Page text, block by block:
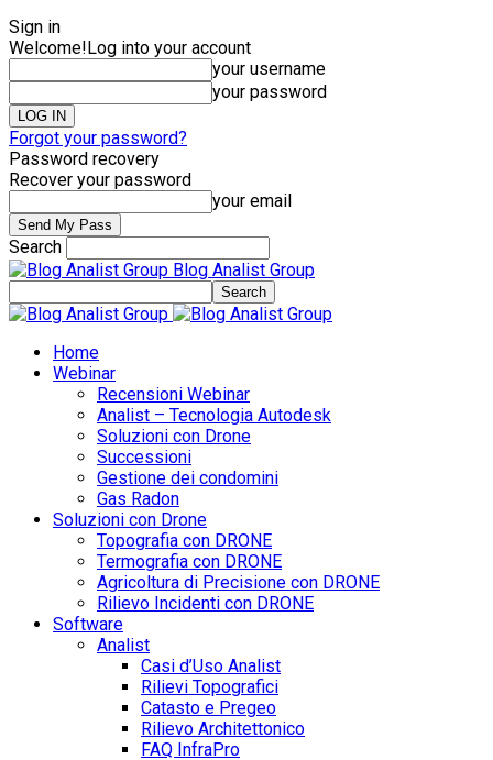
Sign in
Welcome!Log into your account
your username
your password
Forgot your password?
Password recovery
Recover your password
your email
Search
Blog Analist Group
Home
Webinar
Recensioni Webinar
Analist – Tecnologia Autodesk
Soluzioni con Drone
Successioni
Gestione dei condomini
Gas Radon
Soluzioni con Drone
Topografia con DRONE
Termografia con DRONE
Agricoltura di Precisione con DRONE
Rilievo Incidenti con DRONE
Software
Analist
Casi d’Uso Analist
Rilievi Topografici
Catasto e Pregeo
Rilievo Architettonico
FAQ InfraPro